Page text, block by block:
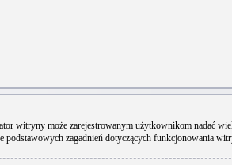
witryny może zarejestrowanym użytkownikom nadać
podstawowych zagadnień dotyczących funkcjonowania